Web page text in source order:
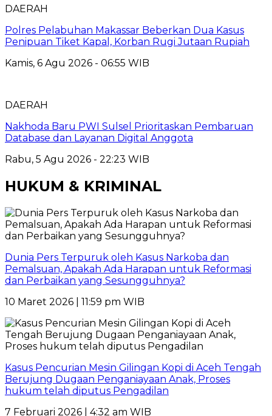
DAERAH
Polres Pelabuhan Makassar Beberkan Dua Kasus
Penipuan Tiket Kapal, Korban Rugi Jutaan Rupiah
Kamis, 6 Agu 2026 - 06:55 WIB
DAERAH
Nakhoda Baru PWI Sulsel Prioritaskan Pembaruan
Database dan Layanan Digital Anggota
Rabu, 5 Agu 2026 - 22:23 WIB
HUKUM & KRIMINAL
Dunia Pers Terpuruk oleh Kasus Narkoba dan
Pemalsuan, Apakah Ada Harapan untuk Reformasi
dan Perbaikan yang Sesungguhnya?
10 Maret 2026 | 11:59 pm WIB
Kasus Pencurian Mesin Gilingan Kopi di Aceh Tengah
Berujung Dugaan Penganiayaan Anak, Proses
hukum telah diputus Pengadilan
7 Februari 2026 | 4:32 am WIB